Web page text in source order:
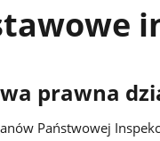
prawna
Państwowej